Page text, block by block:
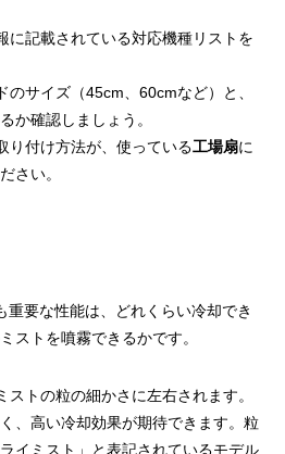
に記載されている対応機種リストを
のサイズ（45cm、60cmなど）と、
か確認しましょう。
り付け方法が、使っている工場扇に
さい。
重要な性能は、どれくらい冷却でき
ストを噴霧できるかです。
ストの粒の細かさに左右されます。
、高い冷却効果が期待できます。粒
イミスト」と表記されているモデル